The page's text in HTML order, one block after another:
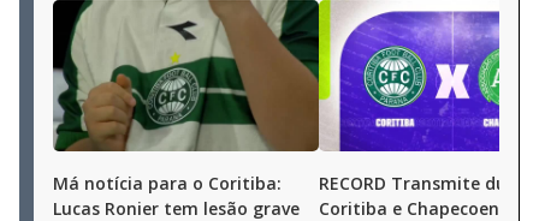
Má notícia para o Coritiba:
Lucas Ronier tem lesão grave
RECORD Transmite
Coritiba e Chapecoense